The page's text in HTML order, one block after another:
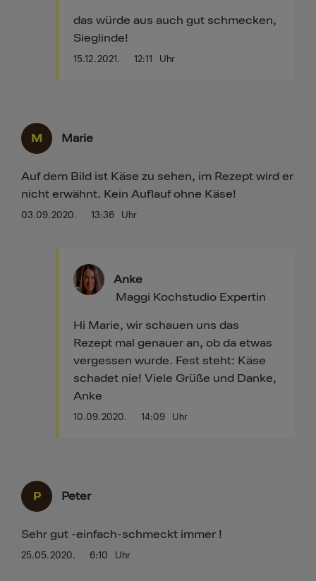
15.12.2021. 12:11 Uhr
das würde aus auch gut schmecken,
Sieglinde!
M Marie
03.09.2020. 13:36 Uhr
Auf dem Bild ist Käse zu sehen, im Rezept wird er
nicht erwähnt. Kein Auflauf ohne Käse!
Anke
10.09.2020. 14:09 Uhr
Maggi Kochstudio Expertin
Hi Marie, wir schauen uns das
Rezept mal genauer an, ob da etwas
vergessen wurde. Fest steht: Käse
schadet nie! Viele Grüße und Danke,
Anke
P Peter
25.05.2020. 6:10 Uhr
Sehr gut -einfach-schmeckt immer !